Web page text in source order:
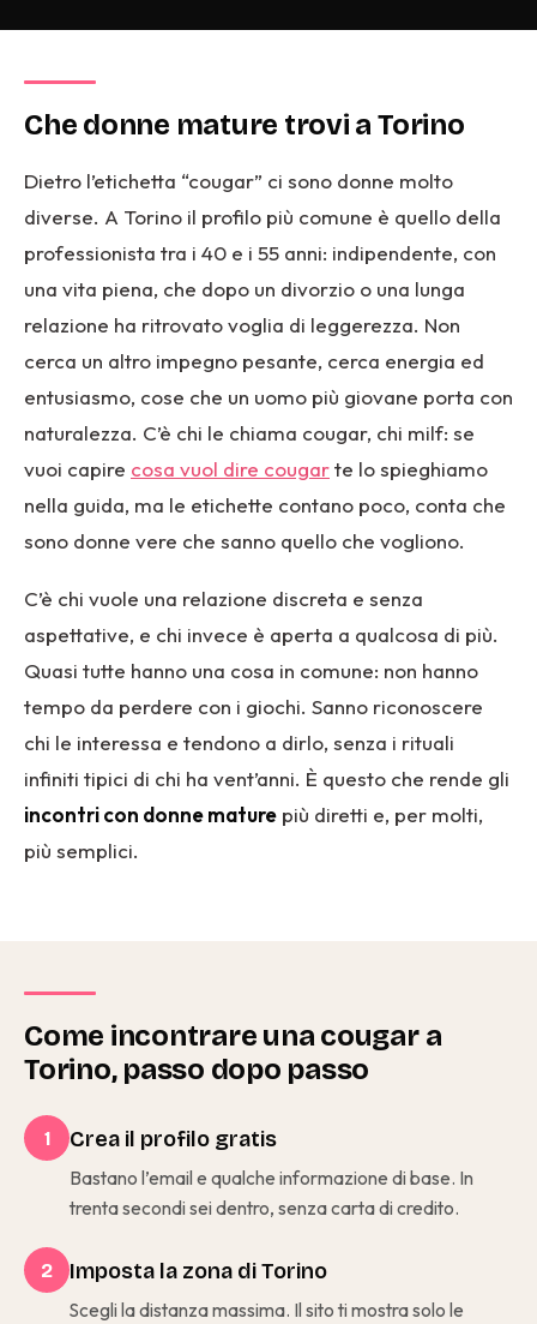
Che donne mature trovi a Torino
Dietro l’etichetta “cougar” ci sono donne molto
diverse. A Torino il profilo più comune è quello della
professionista tra i 40 e i 55 anni: indipendente, con
una vita piena, che dopo un divorzio o una lunga
relazione ha ritrovato voglia di leggerezza. Non
cerca un altro impegno pesante, cerca energia ed
entusiasmo, cose che un uomo più giovane porta con
naturalezza. C’è chi le chiama cougar, chi milf: se
vuoi capire cosa vuol dire cougarte lo spieghiamo
nella guida, ma le etichette contano poco, conta che
sono donne vere che sanno quello che vogliono.
C’è chi vuole una relazione discreta e senza
aspettative, e chi invece è aperta a qualcosa di più.
Quasi tutte hanno una cosa in comune: non hanno
tempo da perdere con i giochi. Sanno riconoscere
chi le interessa e tendono a dirlo, senza i rituali
infiniti tipici di chi ha vent’anni. È questo che rende gli
incontri con donne mature più diretti e, per molti,
più semplici.
Come incontrare una cougar a
Torino, passo dopo passo
1 Crea il profilo gratis
Bastano l’email e qualche informazione di base. In
trenta secondi sei dentro, senza carta di credito.
2 Imposta la zona di Torino
Scegli la distanza massima. Il sito ti mostra solo le